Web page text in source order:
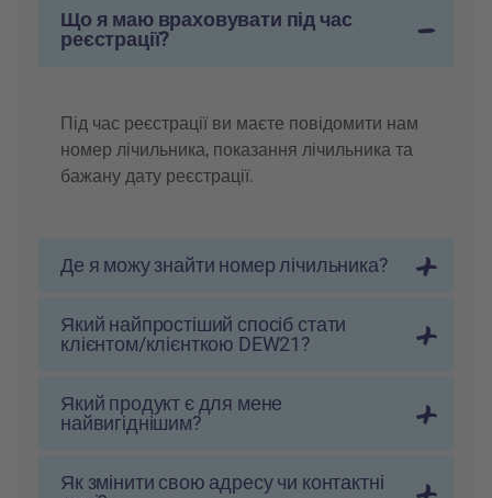
Що я маю враховувати під час
реєстрації?
Під час реєстрації ви маєте повідомити нам
номер лічильника, показання лічильника та
бажану дату реєстрації.
Де я можу знайти номер лічильника?
Який найпростіший спосіб стати
клієнтом/клієнткою DEW21?
Який продукт є для мене
найвигіднішим?
Як змінити свою адресу чи контактні